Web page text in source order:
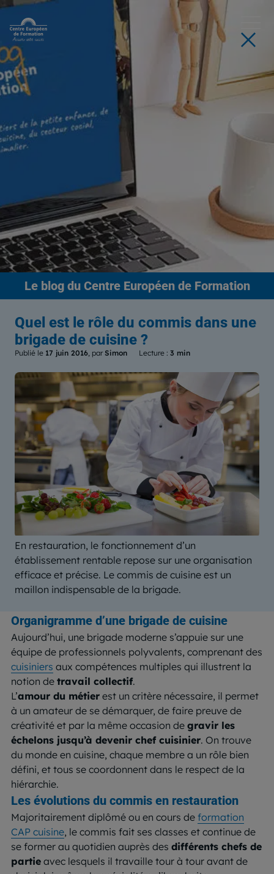
Le blogdu Centre Européen de Formation
Quel est le rôle du commis dans une
brigade de cuisine ?
Publié le 17 juin 2016, par Simon Lecture : 3 min
En restauration, le fonctionnement d’un
établissement rentable repose sur une organisation
efficace et précise. Le commis de cuisine est un
maillon indispensable de la brigade.
Organigramme d’une brigade de cuisine
Aujourd’hui, une brigade moderne s’appuie sur une
équipe de professionnels polyvalents, comprenant des
cuisiniers aux compétences multiples qui illustrent la
notion de travail collectif.
L’amour du métier est un critère nécessaire, il permet
à un amateur de se démarquer, de faire preuve de
créativité et par la même occasion de gravir les
échelons jusqu’à devenir chef cuisinier. On trouve
du monde en cuisine, chaque membre a un rôle bien
défini, et tous se coordonnent dans le respect de la
hiérarchie.
Les évolutions du commis en restauration
Majoritairement diplômé ou en cours de formation
CAP cuisine, le commis fait ses classes et continue de
se former au quotidien auprès des différents chefs de
partie avec lesquels il travaille tour à tour avant de